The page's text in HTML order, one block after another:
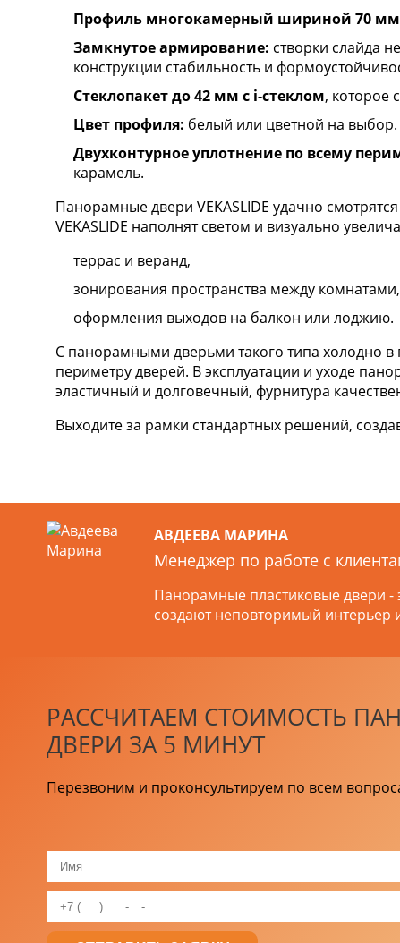
Профиль многокамерный шириной 70
Замкнутое армирование: створки слайда
конструкции стабильность и
Стеклопакет до 42 мм с i-стеклом, которое
Цвет профиля: белый или цветной на выбор.
Двухконтурное уплотнение по всему
карамель.
Панорамные двери VEKASLIDE удачно
VEKASLIDE наполнят светом и визуально
террас и веранд,
зонирования пространства между комнатами,
оформления выходов на балкон или лоджию.
С панорамными дверьми такого типа холодно
периметру дверей. В эксплуатации и уходе
эластичный и долговечный, фурнитура
Выходите за рамки стандартных решений,
АВДЕЕВА МАРИНА
Менеджер по работе с
Панорамные пластиковые двери -
создают неповторимый интерьер
РАССЧИТАЕМ СТОИМОСТЬ
ДВЕРИ ЗА 5 МИНУТ
Перезвоним и проконсультируем по всем